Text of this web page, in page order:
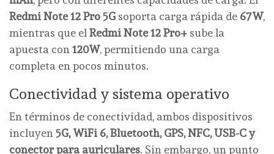
Redmi Note 12 Pro 5G soporta carga rápida de 67W,
mientras que el Redmi Note 12 Pro+ sube la
apuesta con 120W, permitiendo una carga
completa en pocos minutos.
Conectividad y sistema operativo
En términos de conectividad, ambos dispositivos
incluyen 5G, WiFi 6, Bluetooth, GPS, NFC, USB-C y
conector para auriculares. Sin embargo, un punto